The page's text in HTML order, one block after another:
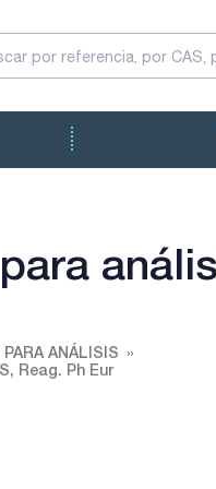
ANÁLISIS
Reag. Ph Eur